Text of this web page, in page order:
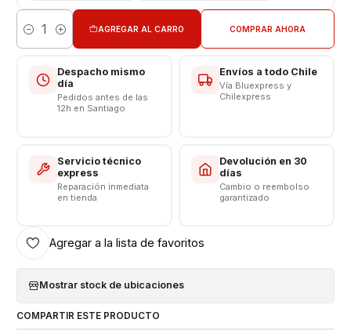
Tipo: LCD + Touch
Modelo: Oppo A57 4G - A57 5G - A57S - A57E -77 4g
VALOR INCLUYE INSTALACIÓN EN TIENDA
Cantidad
AGREGAR AL CARRO COMPRAR AHORA
Despacho mismo
día
Pedidos antes de las
12h en Santiago
Envíos a todo Chile
Vía Bluexpress y
Chilexpress
Servicio técnico
express
Reparación inmediata
en tienda
Devolución en 30
días
Cambio o reembolso
garantizado
Agregar a la lista de favoritos
Mostrar stock de ubicaciones
COMPARTIR ESTE PRODUCTO